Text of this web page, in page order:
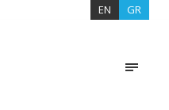
EN GR